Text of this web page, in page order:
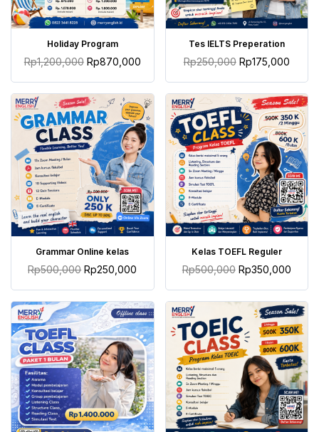
TAMBAH KE KERANJANG
Holiday Program
Rp1,200,000 Rp870,000
TAMBAH KE KERANJANG
Tes IELTS Preperation
Rp250,000 Rp175,000
TAMBAH KE KERANJANG
Grammar Online kelas
Rp500,000 Rp250,000
TAMBAH KE KERANJANG
Kelas TOEFL Reguler
Rp500,000 Rp350,000